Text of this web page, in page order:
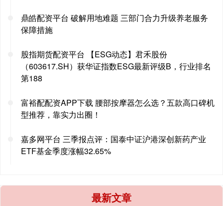
鼎皓配资平台 破解用地难题 三部门合力升级养老服务
保障措施
股指期货配资平台 【ESG动态】君禾股份
（603617.SH）获华证指数ESG最新评级B，行业排名
第188
富裕配配资APP下载 腰部按摩器怎么选？五款高口碑机
型推荐，靠实力出圈！
嘉多网平台 三季报点评：国泰中证沪港深创新药产业
ETF基金季度涨幅32.65%
最新文章